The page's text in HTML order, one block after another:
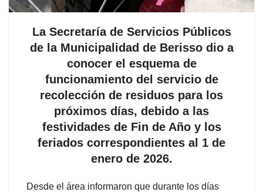
La Secretaría de Servicios Públicos
de la Municipalidad de Berisso dio a
conocer el esquema de
funcionamiento del servicio de
recolección de residuos para los
próximos días, debido a las
festividades de Fin de Año y los
feriados correspondientes al 1 de
enero de 2026.
Desde el área informaron que durante los días